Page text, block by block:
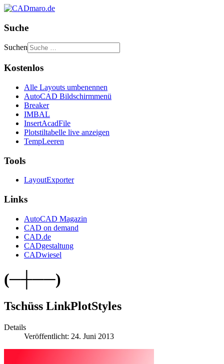
Suche
Suchen
Kostenlos
Alle Layouts umbenennen
AutoCAD Bildschirmmenü
Breaker
IMBAL
InsertAcadFile
Plotstiltabelle live anzeigen
TempLeeren
Tools
LayoutExporter
Links
AutoCAD Magazin
CAD on demand
CAD.de
CADgestaltung
CADwiesel
(─┼──)
Tschüss LinkPlotStyles
Details
Veröffentlicht: 24. Juni 2013